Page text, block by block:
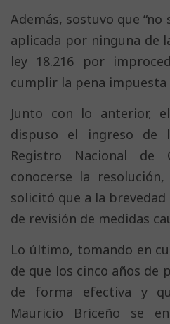
Además, sostuvo que
aplicada por ninguna de
ley 18.216 por
cumplir la pena impuesta
Junto con lo anterior,
dispuso el ingreso de
Registro Nacional de
conocerse la
solicitó que a la
de revisión de medidas
Lo último, tomando en
de que los cinco años de
de forma efectiva y
Mauricio Briceño se